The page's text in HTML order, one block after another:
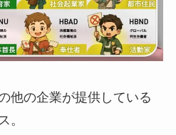
他の企業が提供している
。